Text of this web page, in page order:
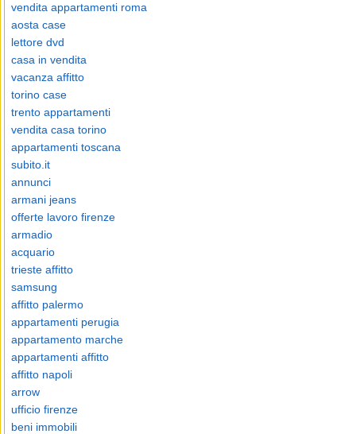
vendita appartamenti roma
aosta case
lettore dvd
casa in vendita
vacanza affitto
torino case
trento appartamenti
vendita casa torino
appartamenti toscana
subito.it
annunci
armani jeans
offerte lavoro firenze
armadio
acquario
trieste affitto
samsung
affitto palermo
appartamenti perugia
appartamento marche
appartamenti affitto
affitto napoli
arrow
ufficio firenze
beni immobili